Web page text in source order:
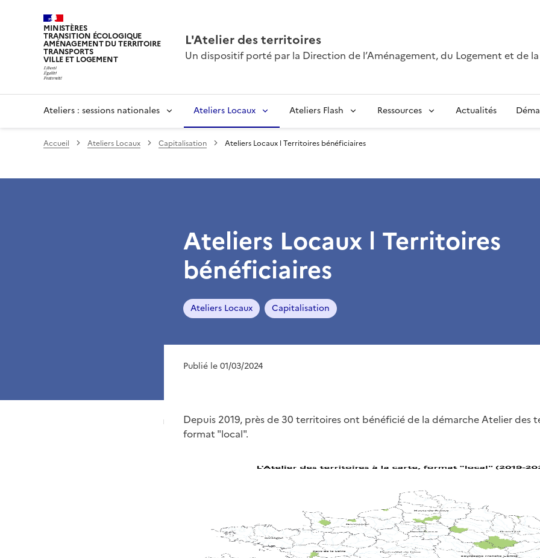
MINISTÈRES
TRANSITION ÉCOLOGIQUE
AMÉNAGEMENT DU TERRITOIRE
TRANSPORTS
VILLE ET LOGEMENT
L'Atelier des territoires
Un dispositif porté par la Direction de l’Aménagement, du Logement et de
Ateliers : sessions nationales Ateliers Locaux Ateliers Flash Ressources Actualités
Accueil Ateliers Locaux Capitalisation Ateliers Locaux l Territoires bénéficiaires
Ateliers Locaux l Territoires
bénéficiaires
Ateliers Locaux Capitalisation
Publié le 01/03/2024
Depuis 2019, près de 30 territoires ont bénéficié de la démarche Atelier des
format "local".